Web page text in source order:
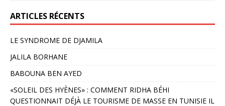
ARTICLES RÉCENTS
LE SYNDROME DE DJAMILA
JALILA BORHANE
BABOUNA BEN AYED
«SOLEIL DES HYÈNES» : COMMENT RIDHA BÉHI
QUESTIONNAIT DÉJÀ LE TOURISME DE MASSE EN TUNISIE IL